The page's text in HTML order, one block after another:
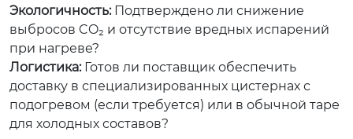
Экологичность:Подтверждено ли снижение
выбросов CO₂ и отсутствие вредных испарений
при нагреве?
Логистика:Готов ли поставщик обеспечить
доставку в специализированных цистернах с
подогревом (если требуется) или в обычной таре
для холодных составов?